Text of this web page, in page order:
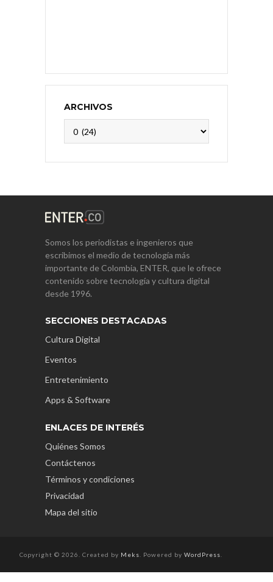
ARCHIVOS
Somos los periodistas e ingenieros que
escribimos el medio de tecnología más
importante de Colombia, ENTER, que le ofrece
contenido sobre tecnología y cultura digital
desde 1996.
SECCIONES DESTACADAS
Cultura Digital
Eventos
Entretenimiento
Apps & Software
ENLACES DE INTERÉS
Quiénes Somos
Contáctenos
Términos y condiciones
Privacidad
Mapa del sitio
Copyright © 2026. Created by Meks . Powered by WordPress